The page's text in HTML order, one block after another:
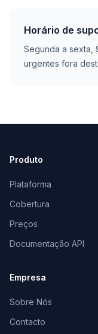
Horário de
Segunda a sexta,
urgentes fora
Produto
Plataforma
Cobertura
Preços
Documentação API
Empresa
Sobre Nós
Contacto